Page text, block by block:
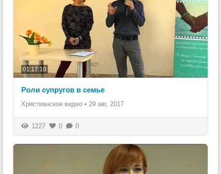
01:17:10
Роли супругов в семье
Христианское видео • 29 авг, 2017
1227 0 0